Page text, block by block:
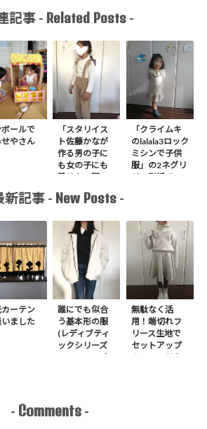
記事 - Related Posts-
ールで
やさん
「スタリイス
ト佐藤かなが
作る男の子に
も女の子にも
着せたい服」
ダー付きパン
た。
「クライムキ
のlalala3ロック
ミシンで子供
服」の2ネグリ
ジェ型紙でフ
新記事 - New Posts -
ーテン
ました
誰にでも似合
う基本形の服
(レディブティ
ックシリーズ
no.8272) か
アップジャケ
ットを作りま
無駄なく活
用！端切れフ
リース生地で
セットアップ
＋スヌードを1
- Comments -